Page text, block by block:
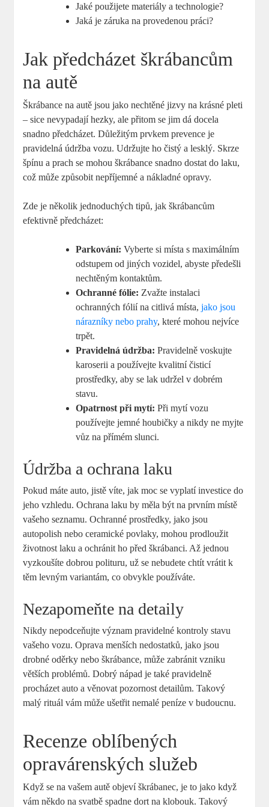
Jaké použijete materiály a technologie?
Jaká je záruka na provedenou práci?
Jak předcházet škrábancům
na autě
Škrábance na autě jsou jako nechtěné jizvy na krásné pleti
– sice nevypadají hezky, ale přitom se jim dá docela
snadno předcházet. Důležitým prvkem prevence je
pravidelná údržba vozu. Udržujte ho čistý a lesklý. Skrze
špínu a prach se mohou škrábance snadno dostat do laku,
což může způsobit nepříjemné a nákladné opravy.
Zde je několik jednoduchých tipů, jak škrábancům
efektivně předcházet:
Parkování: Vyberte si místa s maximálním
odstupem od jiných vozidel, abyste předešli
nechtěným kontaktům.
Ochranné fólie: Zvažte instalaci
ochranných fólií na citlivá místa,jako jsou
nárazníky nebo prahy, které mohou nejvíce
trpět.
Pravidelná údržba: Pravidelně voskujte
karoserii a používejte kvalitní čisticí
prostředky, aby se lak udržel v dobrém
stavu.
Opatrnost při mytí: Při mytí vozu
používejte jemné houbičky a nikdy ne myjte
vůz na přímém slunci.
Údržba a ochrana laku
Pokud máte auto, jistě víte, jak moc se vyplatí investice do
jeho vzhledu. Ochrana laku by měla být na prvním místě
vašeho seznamu. Ochranné prostředky, jako jsou
autopolish nebo ceramické povlaky, mohou prodloužit
životnost laku a ochránit ho před škrábanci. Až jednou
vyzkoušíte dobrou polituru, už se nebudete chtít vrátit k
těm levným variantám, co obvykle používáte.
Nezapomeňte na detaily
Nikdy nepodceňujte význam pravidelné kontroly stavu
vašeho vozu. Oprava menších nedostatků, jako jsou
drobné oděrky nebo škrábance, může zabránit vzniku
větších problémů. Dobrý nápad je také pravidelně
procházet auto a věnovat pozornost detailům. Takový
malý rituál vám může ušetřit nemalé peníze v budoucnu.
Recenze oblíbených
opravárenských služeb
Když se na vašem autě objeví škrábanec, je to jako když
vám někdo na svatbě spadne dort na klobouk. Takový